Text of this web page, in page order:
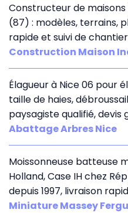
Constructeur de
(87) : modèles, terrains,
rapide et suivi de
Construction Maison
Élagueur à Nice 06 pour
taille de haies,
paysagiste qualifié,
Abattage Arbres Nice
Moissonneuse batteuse
Holland, Case IH chez
depuis 1997, livraison
Miniature Massey